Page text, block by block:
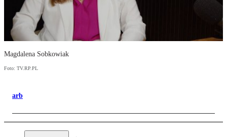
Magdalena Sobkowiak
Foto: TV.RP.PL
arb